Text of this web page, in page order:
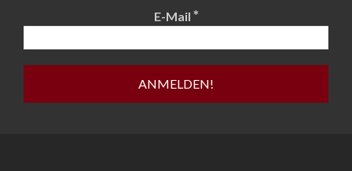
E-Mail *